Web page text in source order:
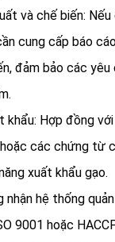
và chế biến:
cung cấp báo
đảm bảo các yêu
khẩu: Hợp đồng
các chứng từ
xuất khẩu gạo.
nhận hệ thống
9001 hoặc